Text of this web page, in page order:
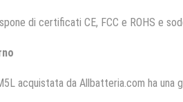
di certificati CE, FCC e ROHS e
acquistata da Allbatteria.com ha